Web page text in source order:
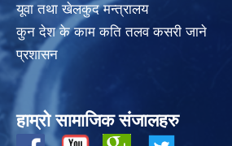
यूवा तथा खेलकुद मन्त्रालय
कुन देश के काम कति तलव कसरी जाने
प्रशासन
हाम्रो सामाजिक संजालहरु